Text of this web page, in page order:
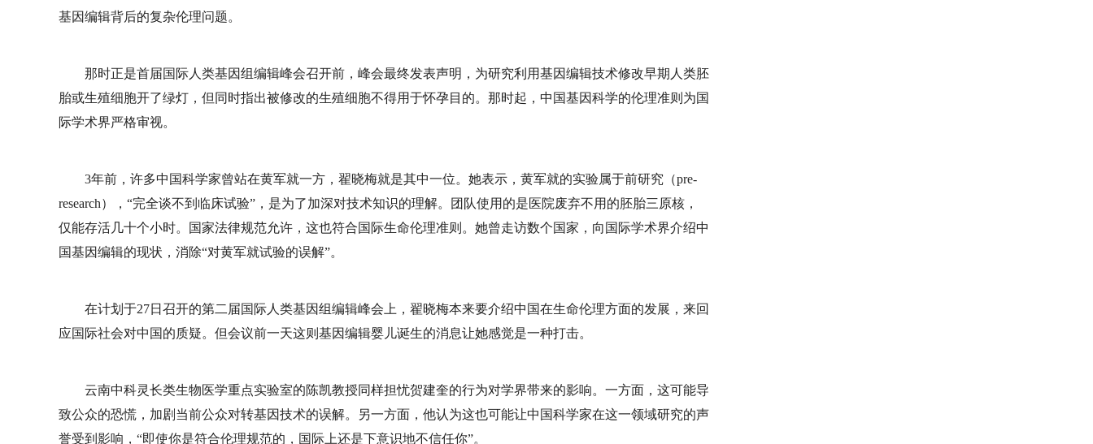
基因编辑背后的复杂伦理问题。
那时正是首届国际人类基因组编辑峰会召开前，峰会最终发表声明，为研究利用基因编辑技术修改早期人类胚
胎或生殖细胞开了绿灯，但同时指出被修改的生殖细胞不得用于怀孕目的。那时起，中国基因科学的伦理准则为国
际学术界严格审视。
3年前，许多中国科学家曾站在黄军就一方，翟晓梅就是其中一位。她表示，黄军就的实验属于前研究（pre-
research），“完全谈不到临床试验”，是为了加深对技术知识的理解。团队使用的是医院废弃不用的胚胎三原核，
仅能存活几十个小时。国家法律规范允许，这也符合国际生命伦理准则。她曾走访数个国家，向国际学术界介绍中
国基因编辑的现状，消除“对黄军就试验的误解”。
在计划于27日召开的第二届国际人类基因组编辑峰会上，翟晓梅本来要介绍中国在生命伦理方面的发展，来回
应国际社会对中国的质疑。但会议前一天这则基因编辑婴儿诞生的消息让她感觉是一种打击。
云南中科灵长类生物医学重点实验室的陈凯教授同样担忧贺建奎的行为对学界带来的影响。一方面，这可能导
致公众的恐慌，加剧当前公众对转基因技术的误解。另一方面，他认为这也可能让中国科学家在这一领域研究的声
誉受到影响，“即使你是符合伦理规范的，国际上还是下意识地不信任你”。